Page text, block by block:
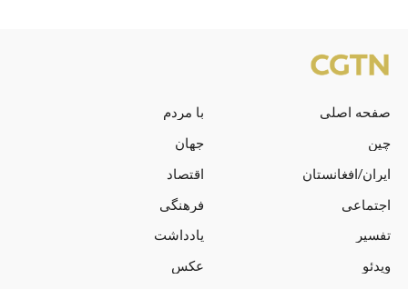
صفحه اصلی
با مردم
چین
جهان
ایران/افغانستان
اقتصاد
اجتماعی
فرهنگی
تفسیر
یادداشت
ویدئو
عکس